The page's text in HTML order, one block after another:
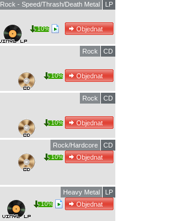
LP
Rock - Speed/Thrash/Death Metal
10%
CD
Rock
10%
CD
Rock
10%
CD
Rock/Hardcore
10%
LP
Heavy Metal
10%